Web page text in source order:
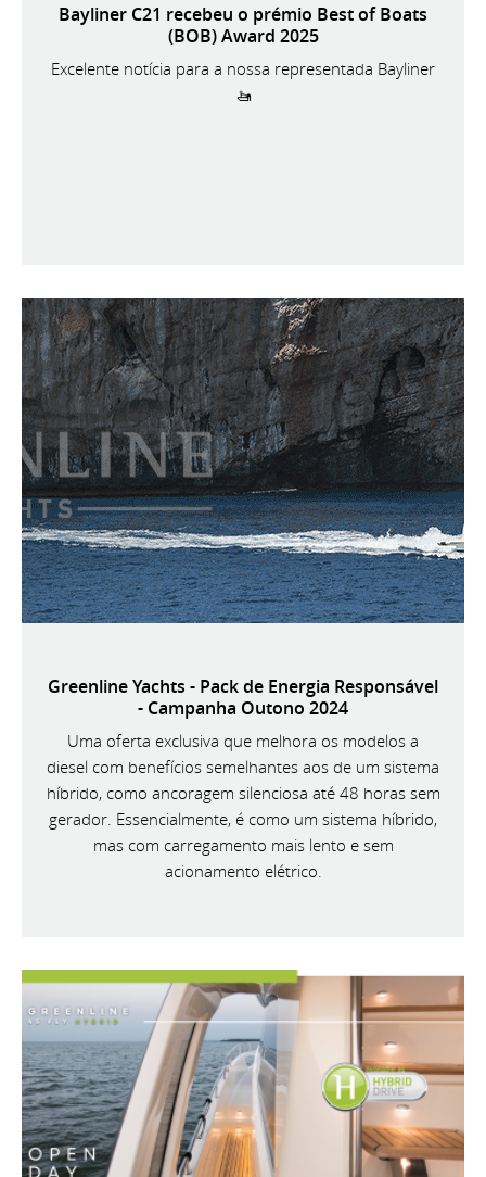
Bayliner C21 recebeu o prémio Best of Boats
(BOB) Award 2025
Excelente notícia para a nossa representada Bayliner
🚤
Greenline Yachts - Pack de Energia Responsável
- Campanha Outono 2024
Uma oferta exclusiva que melhora os modelos a
diesel com benefícios semelhantes aos de um sistema
híbrido, como ancoragem silenciosa até 48 horas sem
gerador. Essencialmente, é como um sistema híbrido,
mas com carregamento mais lento e sem
acionamento elétrico.